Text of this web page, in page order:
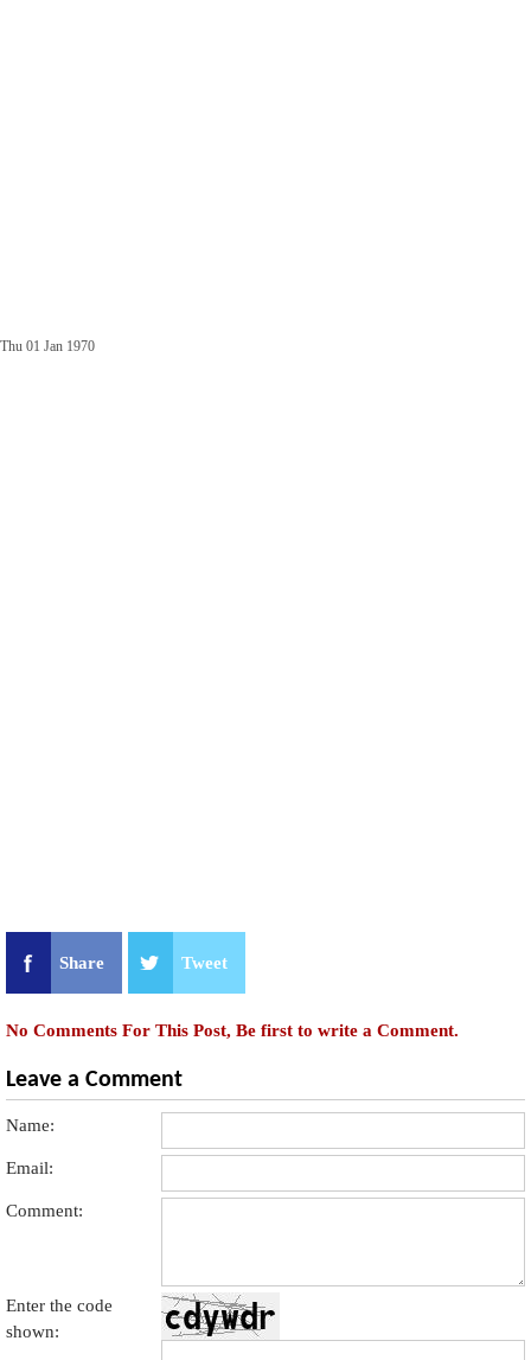
Thu 01 Jan 1970
Share Tweet
No Comments For This Post, Be first to write a Comment.
Leave a Comment
Name:
Email:
Comment:
Enter the code
shown: